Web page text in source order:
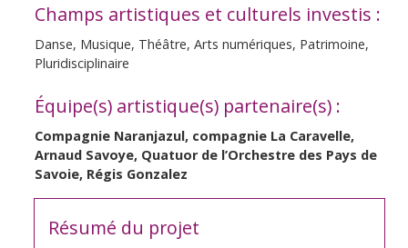
Champs artistiques et culturels investis :
Danse, Musique, Théâtre, Arts numériques, Patrimoine,
Pluridisciplinaire
Équipe(s) artistique(s) partenaire(s) :
Compagnie Naranjazul, compagnie La Caravelle,
Arnaud Savoye, Quatuor de l’Orchestre des Pays de
Savoie, Régis Gonzalez
Résumé du projet